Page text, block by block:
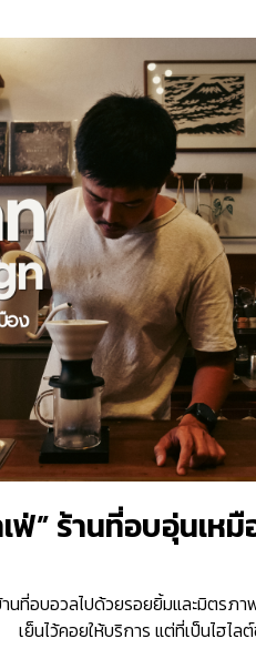
ฟ่” ร้านที่อบอุ่นเห
นที่อบอวลไปด้วยรอยยิ้มและมิตรภ
เย็นไว้คอยให้บริการ แต่ที่เป็นไฮไ